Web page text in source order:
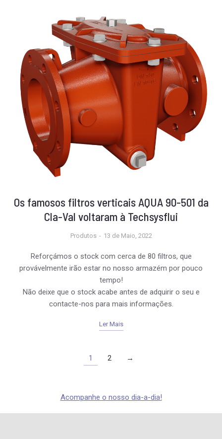
Os famosos filtros verticais AQUA 90-501 da
Cla-Val voltaram à Techsysflui
Produtos 13 de Maio, 2022
Reforçámos o stock com cerca de 80 filtros, que
provávelmente irão estar no nosso armazém por pouco
tempo!
Não deixe que o stock acabe antes de adquirir o seu e
contacte-nos para mais informações.
Ler Mais
1 2 →
Acompanhe o nosso dia-a-dia!